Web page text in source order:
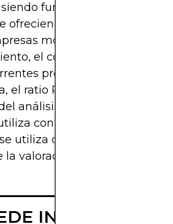
fundamentales para la
ofreciendo una utilidad clara.
modernas,
el coste de adquisición
proporciona una
el ratio P/B conserva su
análisis fundamental,
con criterio y contexto.
utiliza correctamente,
valoración y la oportunidad.
INTERESAR